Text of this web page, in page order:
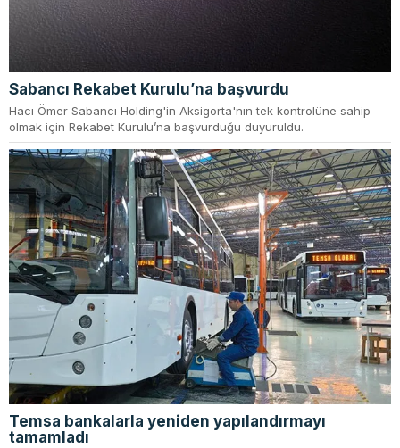
Sabancı Rekabet Kurulu’na başvurdu
Hacı Ömer Sabancı Holding'in Aksigorta'nın tek kontrolüne sahip
olmak için Rekabet Kurulu’na başvurduğu duyuruldu.
Temsa bankalarla yeniden yapılandırmayı
tamamladı